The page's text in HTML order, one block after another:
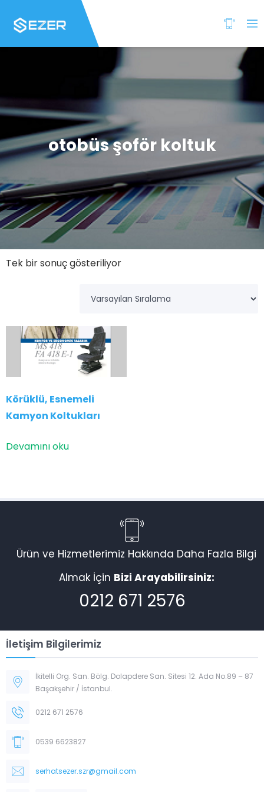
otobüs şoför koltuk
Tek bir sonuç gösteriliyor
Körüklü, Esnemeli
Kamyon Koltukları
Devamını oku
Ürün ve Hizmetlerimiz Hakkında Daha Fazla Bilgi
Almak İçin Bizi Arayabilirsiniz:
0212 671 2576
İletişim Bilgilerimiz
İkitelli Org. San. Bölg. Dolapdere San. Sitesi 12. Ada No.89 – 87
Başakşehir / İstanbul.
0212 671 2576
0539 6623827
serhatsezer.szr@gmail.com